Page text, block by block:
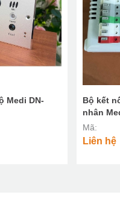
Medi DN-
Bộ kết
nhân
Mã:
Liên hệ